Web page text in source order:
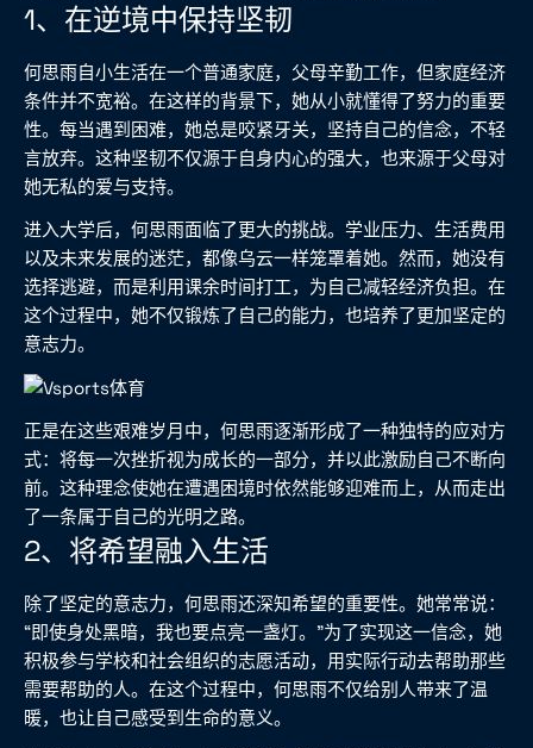
1、在逆境中保持坚韧
何思雨自小生活在一个普通家庭，父母辛勤工作，但家庭经济
条件并不宽裕。在这样的背景下，她从小就懂得了努力的重要
性。每当遇到困难，她总是咬紧牙关，坚持自己的信念，不轻
言放弃。这种坚韧不仅源于自身内心的强大，也来源于父母对
她无私的爱与支持。
进入大学后，何思雨面临了更大的挑战。学业压力、生活费用
以及未来发展的迷茫，都像乌云一样笼罩着她。然而，她没有
选择逃避，而是利用课余时间打工，为自己减轻经济负担。在
这个过程中，她不仅锻炼了自己的能力，也培养了更加坚定的
意志力。
正是在这些艰难岁月中，何思雨逐渐形成了一种独特的应对方
式：将每一次挫折视为成长的一部分，并以此激励自己不断向
前。这种理念使她在遭遇困境时依然能够迎难而上，从而走出
了一条属于自己的光明之路。
2、将希望融入生活
除了坚定的意志力，何思雨还深知希望的重要性。她常常说：
“即使身处黑暗，我也要点亮一盏灯。”为了实现这一信念，她
积极参与学校和社会组织的志愿活动，用实际行动去帮助那些
需要帮助的人。在这个过程中，何思雨不仅给别人带来了温
暖，也让自己感受到生命的意义。